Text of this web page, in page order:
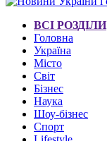
ВСІ РОЗДІЛИ
Головна
Україна
Місто
Світ
Бізнес
Наука
Шоу-бізнес
Спорт